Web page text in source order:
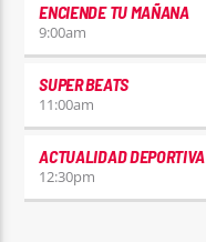
ENCIENDE TU MAÑANA
9:00am
SUPER BEATS
11:00am
ACTUALIDAD DEPORTIVA
12:30pm